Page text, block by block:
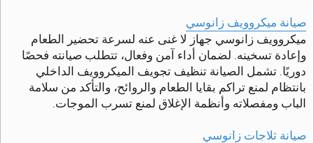
صيانة ميكروويف زانوسي
ميكروويف زانوسي جهاز لا غنى عنه لسرعة تحضير الطعام
وإعادة تسخينه. لضمان أداء آمن وفعال، تتطلب صيانته فحصًا
دوريًا. تشمل الصيانة تنظيف تجويف الميكروويف الداخلي
بانتظام لمنع تراكم بقايا الطعام والروائح، والتأكد من سلامة
الباب ومفصلاته وأنظمة الإغلاق لمنع تسرب الموجات.
صيانة ثلاجات زانوسي